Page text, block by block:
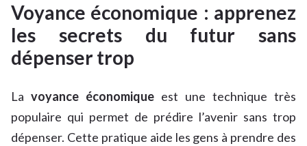
Voyance économique : apprenez
les secrets du futur sans
dépenser trop
La voyance économique est une technique très
populaire qui permet de prédire l’avenir sans trop
dépenser. Cette pratique aide les gens à prendre des